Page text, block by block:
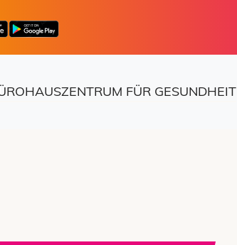
ZENTRUM FÜR GESUNDHEIT